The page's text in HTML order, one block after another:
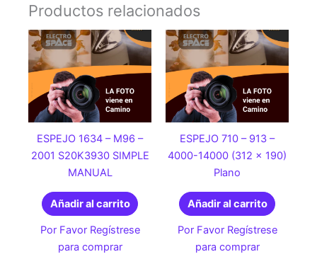
Productos relacionados
ESPEJO 1634 – M96 –
2001 S20K3930 SIMPLE
MANUAL
Añadir al carrito
Por Favor Regístrese
para comprar
ESPEJO 710 – 913 –
4000-14000 (312 x 190)
Plano
Añadir al carrito
Por Favor Regístrese
para comprar